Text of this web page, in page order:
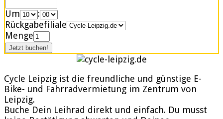
Um
:
Rückgabefiliale
Menge
Cycle Leipzig ist die freundliche und günstige E-
Bike- und Fahrradvermietung im Zentrum von
Leipzig.
Buche Dein Leihrad direkt und einfach. Du musst